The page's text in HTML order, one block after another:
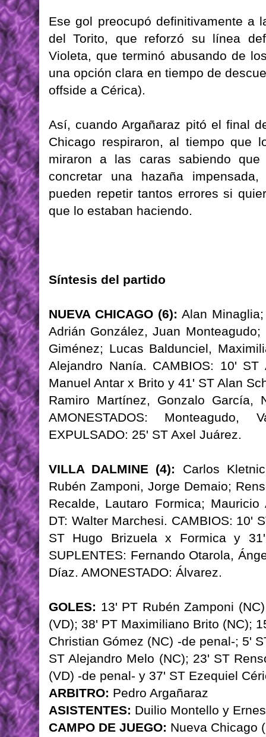
Ese gol preocupó definitivamente a
del Torito, que reforzó su línea
Violeta, que terminó abusando de
una opción clara en tiempo de
offside a Cérica).
Así, cuando Argañaraz pitó el final
Chicago respiraron, al tiempo que
miraron a las caras sabiendo
concretar una hazaña
pueden repetir tantos errores si
que lo estaban haciendo.
Síntesis del partido
NUEVA CHICAGO (6): Alan
Adrián González, Juan
Giménez; Lucas Baldunciel,
Alejandro Nanía. CAMBIOS: 10'
Manuel Antar x Brito y 41' ST Alan
Ramiro Martínez, Gonzalo García,
AMONESTADOS:
EXPULSADO: 25' ST Axel Juárez.
VILLA DALMINE (4):
Carlos
Rubén Zamponi, Jorge Demaio;
Recalde, Lautaro Formica;
DT: Walter Marchesi. CAMBIOS: 10'
ST Hugo Brizuela x Formica y
SUPLENTES: Fernando Otarola,
Díaz. AMONESTADO: Álvarez.
GOLES: 13' PT Rubén Zamponi
(VD); 38' PT Maximiliano Brito (NC);
Christian Gómez (NC) -de penal-; 5'
ST Alejandro Melo (NC); 23' ST
(VD) -de penal- y 37' ST Ezequiel
ARBITRO: Pedro Argañaraz
ASISTENTES: Duilio Montello y
CAMPO DE JUEGO: Nueva Chicago